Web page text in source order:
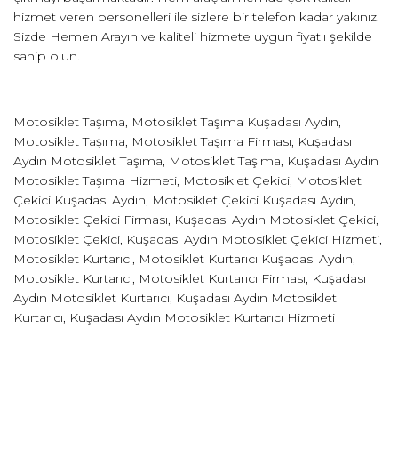
hizmet veren personelleri ile sizlere bir telefon kadar yakınız.
Sizde Hemen Arayın ve kaliteli hizmete uygun fiyatlı şekilde
sahip olun.
Motosiklet Taşıma, Motosiklet Taşıma Kuşadası Aydın,
Motosiklet Taşıma, Motosiklet Taşıma Firması, Kuşadası
Aydın Motosiklet Taşıma, Motosiklet Taşıma, Kuşadası Aydın
Motosiklet Taşıma Hizmeti, Motosiklet Çekici, Motosiklet
Çekici Kuşadası Aydın, Motosiklet Çekici Kuşadası Aydın,
Motosiklet Çekici Firması, Kuşadası Aydın Motosiklet Çekici,
Motosiklet Çekici, Kuşadası Aydın Motosiklet Çekici Hizmeti,
Motosiklet Kurtarıcı, Motosiklet Kurtarıcı Kuşadası Aydın,
Motosiklet Kurtarıcı, Motosiklet Kurtarıcı Firması, Kuşadası
Aydın Motosiklet Kurtarıcı, Kuşadası Aydın Motosiklet
Kurtarıcı, Kuşadası Aydın Motosiklet Kurtarıcı Hizmeti